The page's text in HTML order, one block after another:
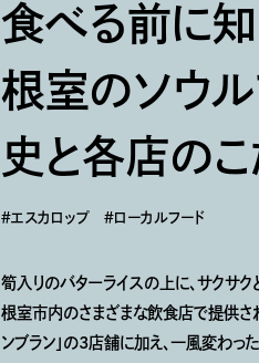
食べる前に知
根室のソウル
史と各店のこ
＃エスカロップ ＃ローカルフード
筍入りのバターライスの上に、サクサク
根室市内のさまざまな飲食店で提供さ
ンブラン」の3店舗に加え、一風変わっ